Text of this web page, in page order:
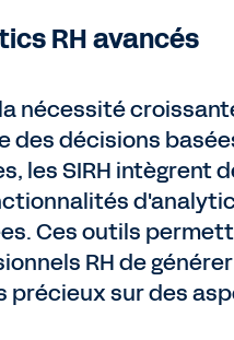
RH avancés
nécessité
des décisions
les SIRH intègrent
Ces outils
RH de
précieux sur des